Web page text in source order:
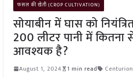
फसल की खेती (CROP CULTIVATION)
सोयाबीन में घास को
200 लीटर पानी में कितना
आवश्यक है?
August 1, 2024 1 min read Centurion